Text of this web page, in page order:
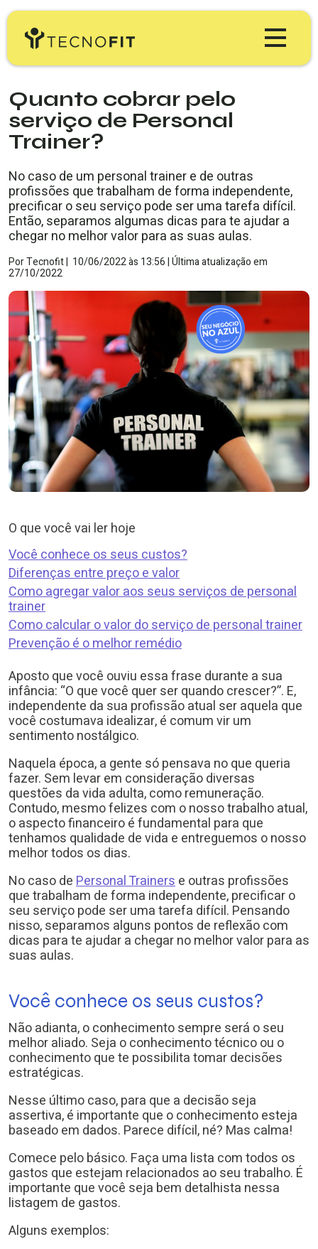
Tecnofit Gym
Tecnofit Studio
Tecnofit Pro
Preços
Educação
Blog Tecnofit
Materiais Gratuitos
Minha Conta
TESTE GRÁTIS
Quanto cobrar pelo
serviço de Personal
Trainer?
No caso de um personal trainer e de outras
profissões que trabalham de forma independente,
precificar o seu serviço pode ser uma tarefa difícil.
Então, separamos algumas dicas para te ajudar a
chegar no melhor valor para as suas aulas.
PorTecnofit| 10/06/2022às 13:56 |Última atualização em
27/10/2022
O que você vai ler hoje
Você conhece os seus custos?
Diferenças entre preço e valor
Como agregar valor aos seus serviços de personal
trainer
Como calcular o valor do serviço de personal trainer
Prevenção é o melhor remédio
Aposto que você ouviu essa frase durante a sua
infância: “O que você quer ser quando crescer?”. E,
independente da sua profissão atual ser aquela que
você costumava idealizar, é comum vir um
sentimento nostálgico.
Naquela época, a gente só pensava no que queria
fazer. Sem levar em consideração diversas
questões da vida adulta, como remuneração.
Contudo, mesmo felizes com o nosso trabalho atual,
o aspecto financeiro é fundamental para que
tenhamos qualidade de vida e entreguemos o nosso
melhor todos os dias.
No caso dePersonal Trainerse outras profissões
que trabalham de forma independente, precificar o
seu serviço pode ser uma tarefa difícil. Pensando
nisso, separamos alguns pontos de reflexão com
dicas para te ajudar a chegar no melhor valor para as
suas aulas.
Você conhece os seus custos?
Não adianta, o conhecimento sempre será o seu
melhor aliado. Seja o conhecimento técnico ou o
conhecimento que te possibilita tomar decisões
estratégicas.
Nesse último caso, para que a decisão seja
assertiva, é importante que o conhecimento esteja
baseado em dados. Parece difícil, né? Mas calma!
Comece pelo básico. Faça uma lista com todos os
gastos que estejam relacionados ao seu trabalho. É
importante que você seja bem detalhista nessa
listagem de gastos.
Alguns exemplos: